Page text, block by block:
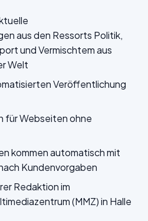
aus den Ressorts Politik,
und Vermischtem aus
Welt
Veröffentlichung
für Webseiten ohne
kommen automatisch mit
Kundenvorgaben
Redaktion im
(MMZ) in Halle